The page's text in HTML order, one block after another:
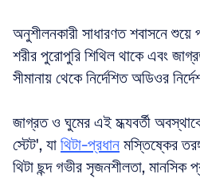
অনুশীলনকারী সাধারণত শবাসনে
শরীর পুরোপুরি শিথিল থাকে এবং
সীমানায় থেকে নির্দেশিত অডিওর
জাগ্রত ও ঘুমের এই মধ্যবর্তী
স্টেট', যা থিটা-প্রধান মস্তিষ্কের
থিটা ছন্দ গভীর সৃজনশীলতা, মানসিক